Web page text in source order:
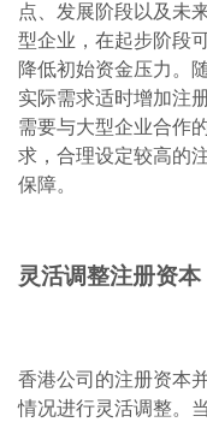
点、发展阶段以及未
型企业，在起步阶段
降低初始资金压力。
实际需求适时增加注
需要与大型企业合作
求，合理设定较高的
保障。
灵活调整注册资本
香港公司的注册资本
情况进行灵活调整。